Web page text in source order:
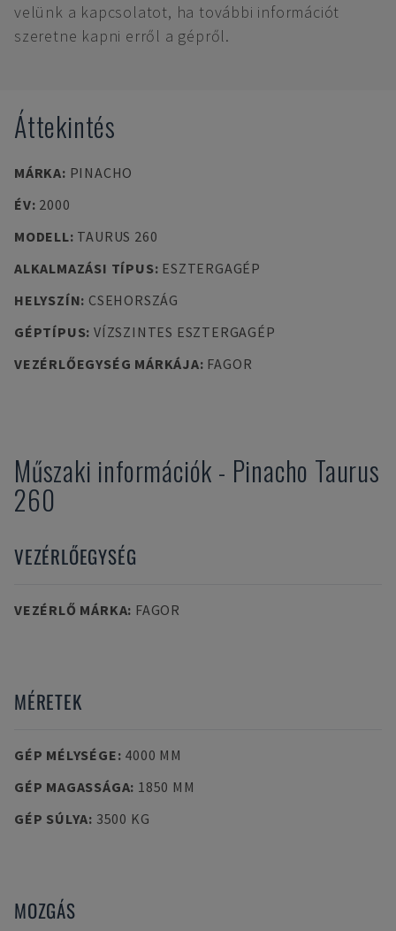
velünk a kapcsolatot, ha további információt
szeretne kapni erről a gépről.
Áttekintés
MÁRKA: PINACHO
ÉV: 2000
MODELL: TAURUS 260
ALKALMAZÁSI TÍPUS: ESZTERGAGÉP
HELYSZÍN: CSEHORSZÁG
GÉPTÍPUS: VÍZSZINTES ESZTERGAGÉP
VEZÉRLŐEGYSÉG MÁRKÁJA: FAGOR
Műszaki információk - Pinacho Taurus
260
VEZÉRLŐEGYSÉG
VEZÉRLŐ MÁRKA: FAGOR
MÉRETEK
GÉP MÉLYSÉGE: 4000 MM
GÉP MAGASSÁGA: 1850 MM
GÉP SÚLYA: 3500 KG
MOZGÁS